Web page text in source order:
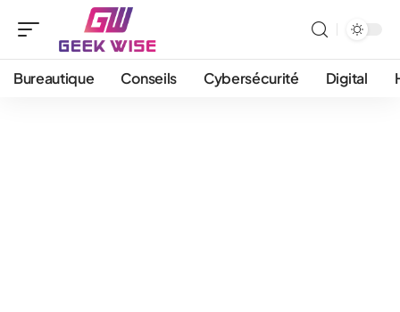
Bureautique Conseils Cybersécurité Digital